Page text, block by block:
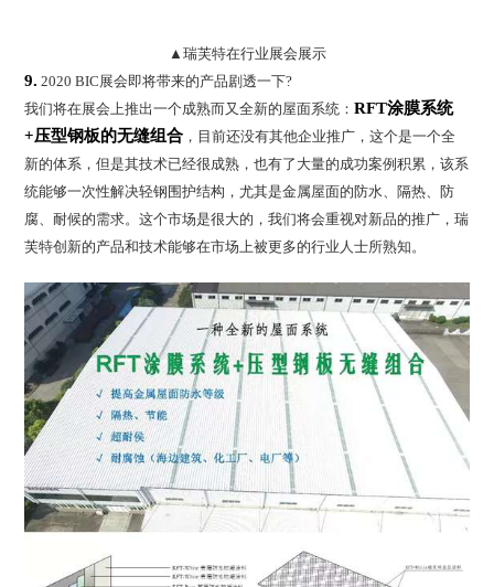
▲瑞芙特在行业展会展示
9. 2020 BIC展会即将带来的产品剧透一下?
我们将在展会上推出一个成熟而又全新的屋面系统：RFT涂膜系统
+压型钢板的无缝组合 ，目前还没有其他企业推广，这个是一个全
新的体系，但是其技术已经很成熟，也有了大量的成功案例积累，该系
统能够一次性解决轻钢围护结构，尤其是金属屋面的防水、隔热、防
腐、耐候的需求。这个市场是很大的，我们将会重视对新品的推广，瑞
芙特创新的产品和技术能够在市场上被更多的行业人士所熟知。